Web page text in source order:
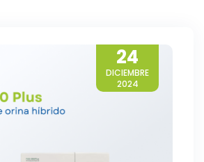
24
DICIEMBRE
2024